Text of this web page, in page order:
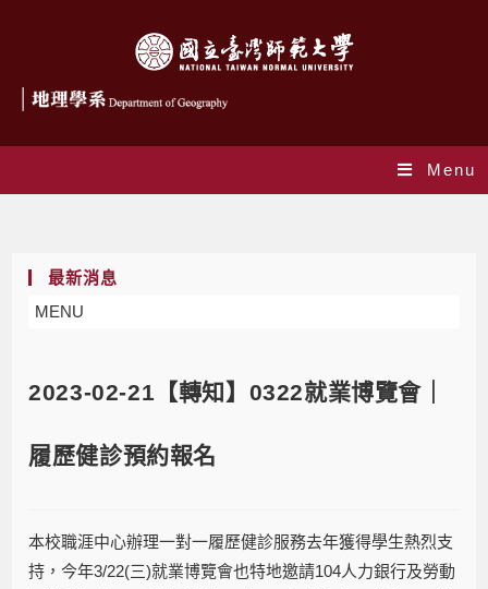
Menu
最新消息
MENU
2023-02-21【轉知】0322就業博覽會｜
履歷健診預約報名
本校職涯中心辦理一對一履歷健診服務去年獲得學生熱烈支
持，今年3/22(三)就業博覽會也特地邀請104人力銀行及勞動